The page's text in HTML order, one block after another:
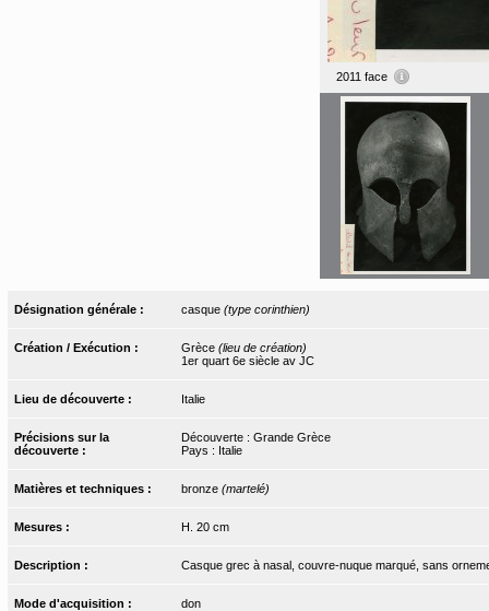
2011 face
Désignation générale : casque (type corinthien)
Création / Exécution : Grèce (lieu de création)
1er quart 6e siècle av JC
Lieu de découverte : Italie
Précisions sur la
découverte :
Découverte : Grande Grèce
Pays : Italie
Matières et techniques : bronze (martelé)
Mesures : H. 20 cm
Description : Casque grec à nasal, couvre-nuque marqué, sans
Mode d'acquisition : don